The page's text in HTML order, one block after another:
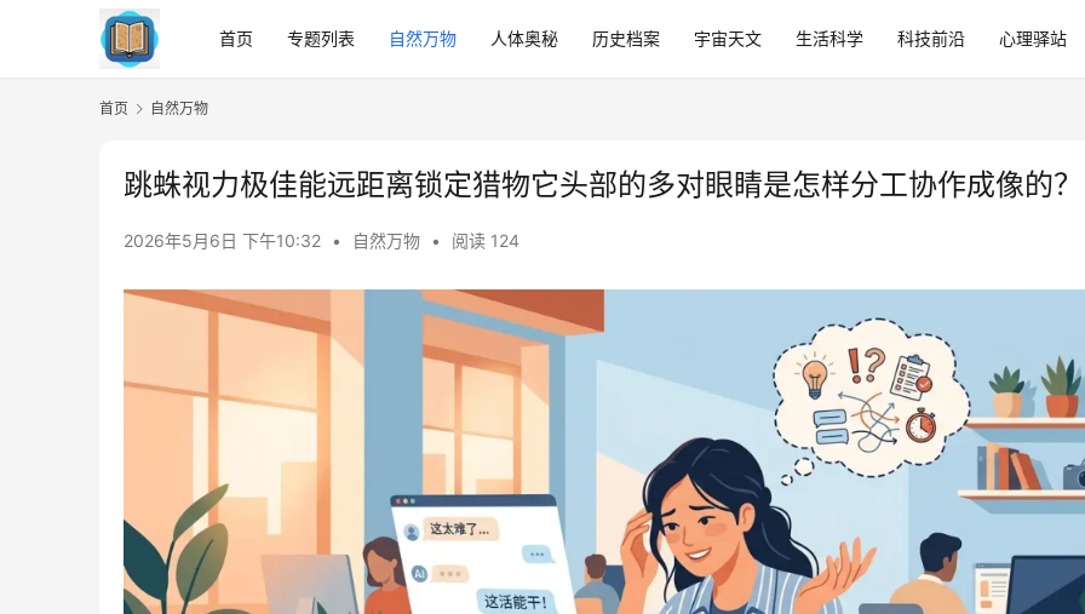
首页 专题列表 自然万物 人体奥秘 历史档案 宇宙天文 生活科学 科技前沿 心理驿站
首页 自然万物
跳蛛视力极佳能远距离锁定猎物它头部的多对眼睛是怎样分工协作成像的？
2026年5月6日 下午10:32 • 自然万物 • 阅读 124